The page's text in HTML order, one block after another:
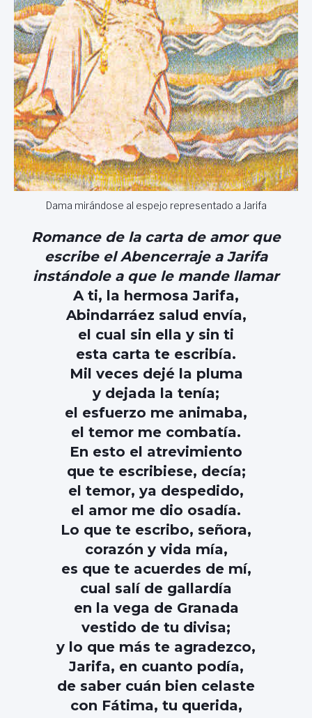
Dama mirándose al espejo representado a Jarifa
Romance de la carta de amor que
escribe el Abencerraje a Jarifa
instándole a que le mande llamar
A ti, la hermosa Jarifa,
Abindarráez salud envía,
el cual sin ella y sin ti
esta carta te escribía.
Mil veces dejé la pluma
y dejada la tenía;
el esfuerzo me animaba,
el temor me combatía.
En esto el atrevimiento
que te escribiese, decía;
el temor, ya despedido,
el amor me dio osadía.
Lo que te escribo, señora,
corazón y vida mía,
es que te acuerdes de mí,
cual salí de gallardía
en la vega de Granada
vestido de tu divisa;
y lo que más te agradezco,
Jarifa, en cuanto podía,
de saber cuán bien celaste
con Fátima, tu querida,